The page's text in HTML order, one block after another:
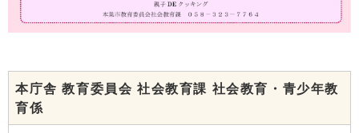
本庁舎 教育委員会 社会教育課 社会教育・青少年教
育係